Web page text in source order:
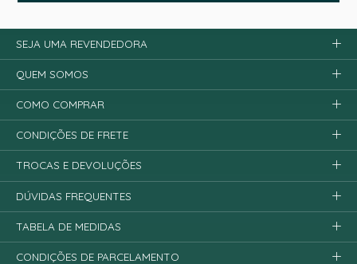
SEJA UMA REVENDEDORA
QUEM SOMOS
COMO COMPRAR
CONDIÇÕES DE FRETE
TROCAS E DEVOLUÇÕES
DÚVIDAS FREQUENTES
TABELA DE MEDIDAS
CONDIÇÕES DE PARCELAMENTO